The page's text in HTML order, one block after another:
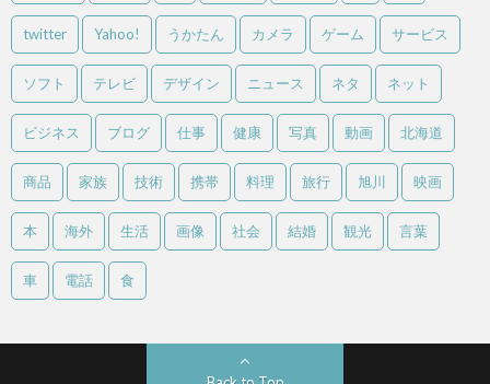
twitter Yahoo! うかたん カメラ ゲーム サービス
ソフト テレビ デザイン ニュース ネタ ネット
ビジネス ブログ 仕事 健康 写真 動画 北海道
商品 家族 技術 携帯 料理 旅行 旭川 映画
本 海外 生活 画像 社会 結婚 観光 言葉
車 電話 食